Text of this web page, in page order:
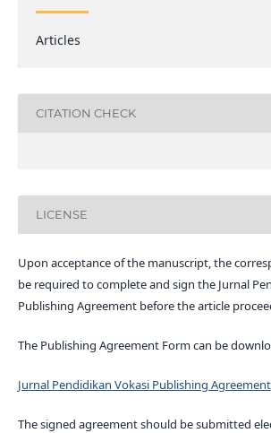
Articles
CITATION CHECK
LICENSE
Upon acceptance of the manuscript, the
be required to complete and sign the Jurnal
Publishing Agreement before the article
The Publishing Agreement Form can be
Jurnal Pendidikan Vokasi Publishing Agreement
The signed agreement should be submitted